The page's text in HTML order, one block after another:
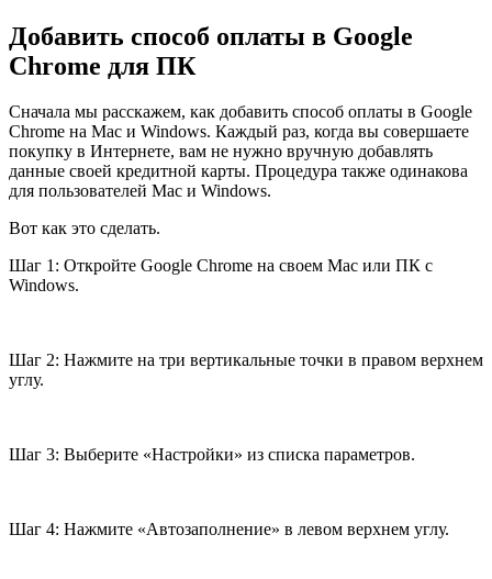
Добавить способ оплаты в Google
Chrome для ПК
Сначала мы расскажем, как добавить способ оплаты в Google
Chrome на Mac и Windows. Каждый раз, когда вы совершаете
покупку в Интернете, вам не нужно вручную добавлять
данные своей кредитной карты. Процедура также одинакова
для пользователей Mac и Windows.
Вот как это сделать.
Шаг 1: Откройте Google Chrome на своем Mac или ПК с
Windows.
Шаг 2: Нажмите на три вертикальные точки в правом верхнем
углу.
Шаг 3: Выберите «Настройки» из списка параметров.
Шаг 4: Нажмите «Автозаполнение» в левом верхнем углу.